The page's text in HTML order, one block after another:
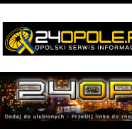
>